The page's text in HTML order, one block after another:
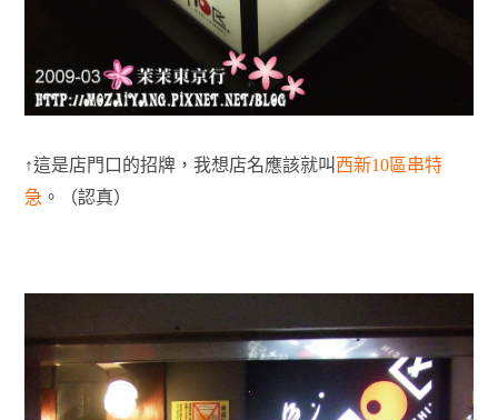
↑這是店門口的招牌，我想店名應該就叫 西新10區串特
急。（認真）